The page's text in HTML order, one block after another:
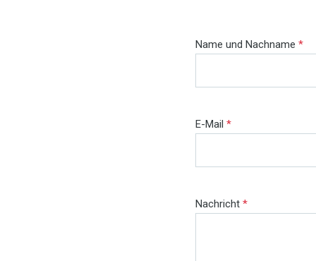
Name und Nachname *
E-Mail *
Nachricht *